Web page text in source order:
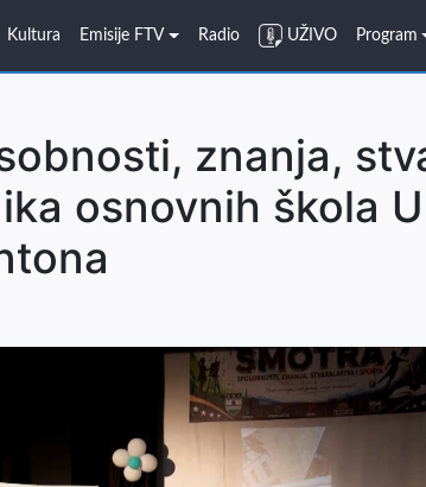
Kultura Emisije FTV Radio UŽIVO Program
znanja,
osnovnih škola